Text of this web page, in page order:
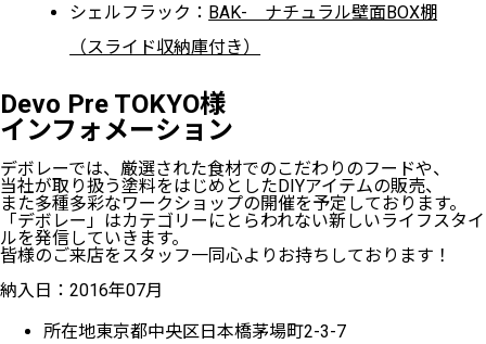
シェルフラック： BAK- ナチュラル壁面BOX棚
（スライド収納庫付き）
Devo Pre TOKYO様
インフォメーション
デボレーでは、厳選された食材でのこだわりのフードや、
当社が取り扱う塗料をはじめとしたDIYアイテムの販売、
また多種多彩なワークショップの開催を予定しております。
「デボレー」はカテゴリーにとらわれない新しいライフスタイ
ルを発信していきます。
皆様のご来店をスタッフ一同心よりお持ちしております！
納入日：2016年07月
所在地東京都中央区日本橋茅場町2-3-7